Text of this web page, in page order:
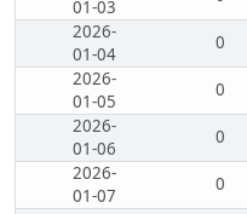
01-03
2026-
01-04
0
2026-
01-05
0
2026-
01-06
0
2026-
01-07
0